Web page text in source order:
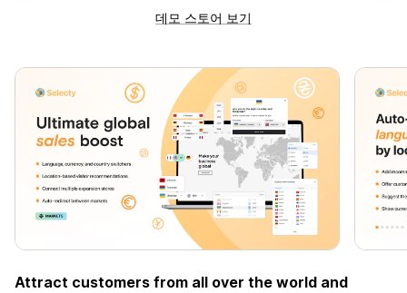
데모 스토어 보기
Attract customers from all over the world and